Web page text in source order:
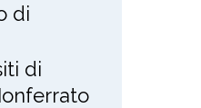
di
di